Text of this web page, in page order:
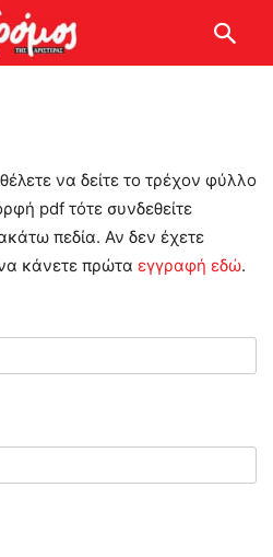
να δείτε το τρέχον φύλλο
pdf τότε συνδεθείτε
πεδία. Αν δεν έχετε
κάνετε πρώτα εγγραφή εδώ.